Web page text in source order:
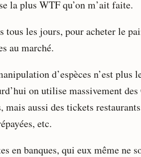
la plus WTF qu’on m’ait faite.
tous les jours, pour acheter le
au marché.
d’espèces n’est plus
on utilise massivement des
mais aussi des tickets
etc.
en banques, qui eux même ne